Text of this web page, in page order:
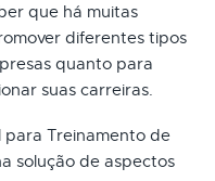
que há muitas
diferentes tipos
quanto para
suas carreiras.
para Treinamento de
solução de aspectos